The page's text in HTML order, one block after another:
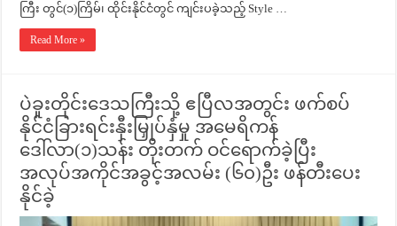
ကြီး တွင်(၁)ကြိမ်၊ ထိုင်းနိုင်ငံတွင် ကျင်းပခဲ့သည့် Style …
Read More »
ပဲခူးတိုင်းဒေသကြီးသို့ ဧပြီလအတွင်း ဖက်စပ်
နိုင်ငံခြားရင်းနှီးမြှုပ်နှံမှု အမေရိကန်
ဒေါ်လာ(၁)သန်း တိုးတက် ဝင်ရောက်ခဲ့ပြီး
အလုပ်အကိုင်အခွင့်အလမ်း (၆၀)ဦး ဖန်တီးပေး
နိုင်ခဲ့